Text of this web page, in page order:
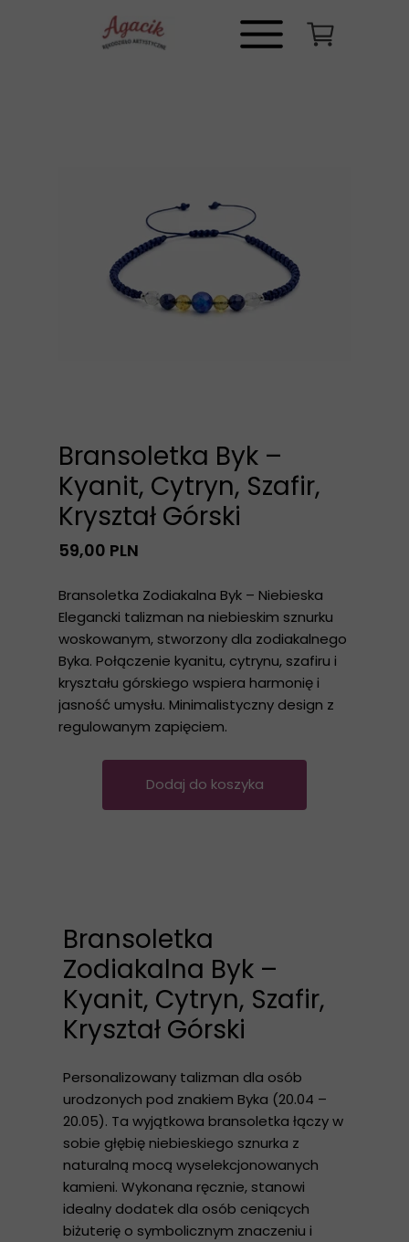
Dodaj do koszyka
Bransoletka Zodiakalna Byk – Niebieska
Elegancki talizman na niebieskim sznurku
woskowanym, stworzony dla zodiakalnego
Byka. Połączenie kyanitu, cytrynu, szafiru i
kryształu górskiego wspiera harmonię i
jasność umysłu. Minimalistyczny design z
regulowanym zapięciem.
59,00 PLN
Bransoletka Byk –
Kyanit, Cytryn, Szafir,
Kryształ Górski
Bransoletka
Zodiakalna Byk –
Kyanit, Cytryn, Szafir,
Kryształ Górski
Personalizowany talizman dla osób
urodzonych pod znakiem Byka (20.04 –
20.05). Ta wyjątkowa bransoletka łączy w
sobie głębię niebieskiego sznurka z
naturalną mocą wyselekcjonowanych
kamieni. Wykonana ręcznie, stanowi
idealny dodatek dla osób ceniących
biżuterię o symbolicznym znaczeniu i